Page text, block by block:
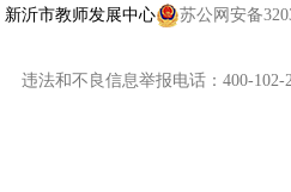
新沂市教师发展中心
苏公网安备
违法和不良信息举报电话：400-